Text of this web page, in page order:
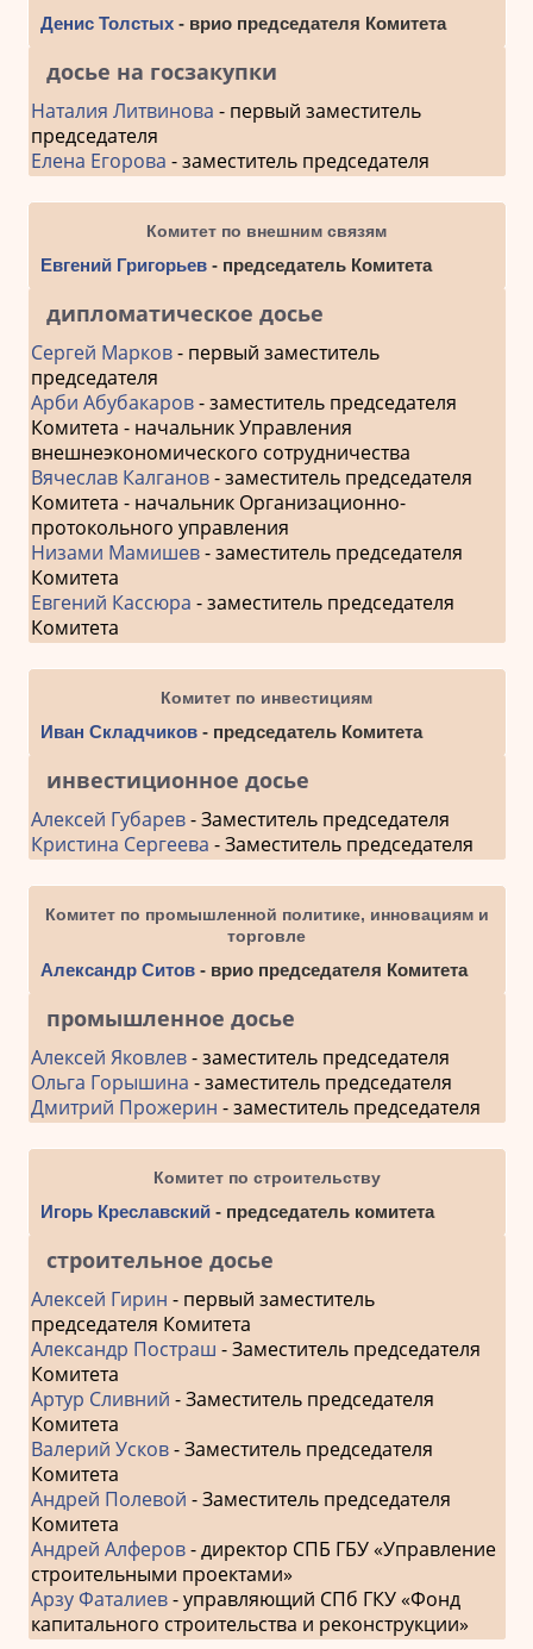
Денис Толстых- врио председателя Комитета
досье на госзакупки
Наталия Литвинова - первый заместитель
председателя
Елена Егорова - заместитель председателя
Комитет по внешним связям
Евгений Григорьев- председатель Комитета
дипломатическое досье
Сергей Марков- первый заместитель
председателя
Арби Абубакаров- заместитель председателя
Комитета - начальник Управления
внешнеэкономического сотрудничества
Вячеслав Калганов- заместитель председателя
Комитета - начальник Организационно-
протокольного управления
Низами Мамишев- заместитель председателя
Комитета
Евгений Кассюра - заместитель председателя
Комитета
Комитет по инвестициям
Иван Складчиков- председатель Комитета
инвестиционное досье
Алексей Губарев- Заместитель председателя
Кристина Сергеева - Заместитель председателя
Комитет по промышленной политике, инновациям и
торговле
Александр Ситов- врио председателя Комитета
промышленное досье
Алексей Яковлев- заместитель председателя
Ольга Горышина - заместитель председателя
Дмитрий Прожерин - заместитель председателя
Комитет по строительству
Игорь Креславский - председатель комитета
строительное досье
Алексей Гирин - первый заместитель
председателя Комитета
Александр Постраш - Заместитель председателя
Комитета
Артур Сливний - Заместитель председателя
Комитета
Валерий Усков- Заместитель председателя
Комитета
Андрей Полевой - Заместитель председателя
Комитета
Андрей Алферов- директор СПБ ГБУ «Управление
строительными проектами»
Арзу Фаталиев- управляющий СПб ГКУ «Фонд
капитального строительства и реконструкции»